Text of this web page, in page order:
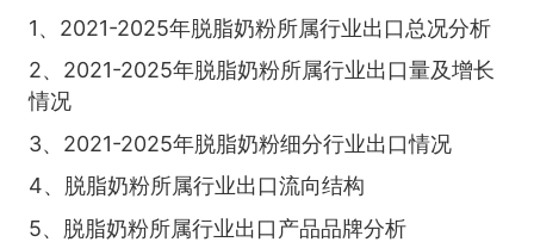
1、2021-2025年脱脂奶粉所属行业出口总况分析
2、2021-2025年脱脂奶粉所属行业出口量及增长
情况
3、2021-2025年脱脂奶粉细分行业出口情况
4、脱脂奶粉所属行业出口流向结构
5、脱脂奶粉所属行业出口产品品牌分析